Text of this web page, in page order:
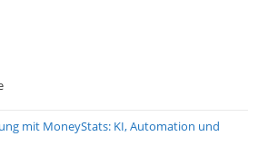
mit MoneyStats: KI, Automation und